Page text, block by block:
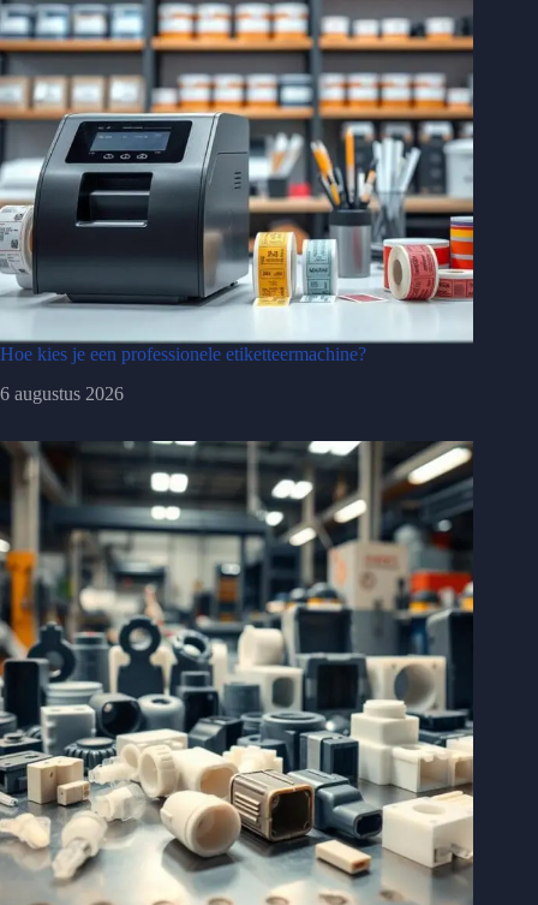
Hoe kies je een professionele etiketteermachine?
6 augustus 2026